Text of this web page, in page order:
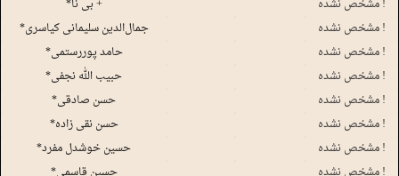
*بی نا +
مشخص نشده !
*جما‌ل‌الدین سلیمانی کیاسری
مشخص نشده !
*حامد پوررستمی
مشخص نشده !
*حبیب الله نجفی
مشخص نشده !
*حسن صادقی
مشخص نشده !
*حسن نقی زاده
مشخص نشده !
*حسین خوشدل مفرد
مشخص نشده !